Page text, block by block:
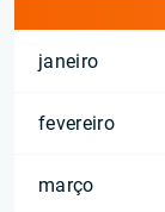
janeiro
fevereiro
março